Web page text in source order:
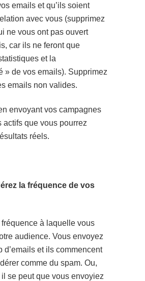
emails et qu’ils soient
avec vous (supprimez
ne vous ont pas ouvert
car ils ne feront que
et la
» de vos emails). Supprimez
emails non valides.
envoyant vos campagnes
actifs que vous pourrez
réels.
la fréquence de vos
à laquelle vous
audience. Vous envoyez
d’emails et ils commencent
comme du spam. Ou,
se peut que vous envoyiez